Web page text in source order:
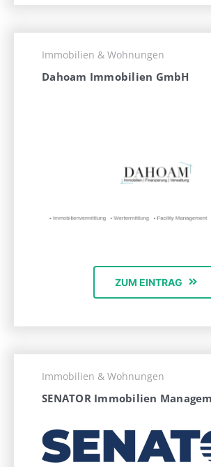
Immobilien & Wohnungen
Dahoam Immobilien GmbH
ZUM EINTRAG
Immobilien & Wohnungen
SENATOR Immobilien